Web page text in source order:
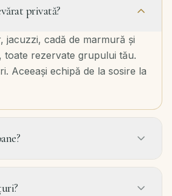
privată?
jacuzzi, cadă de marmură și
toate rezervate grupului tău.
Aceeași echipă de la sosire la